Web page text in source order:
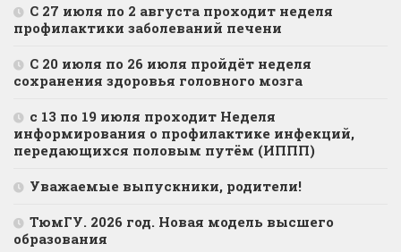
С 27 июля по 2 августа проходит неделя
профилактики заболеваний печени
С 20 июля по 26 июля пройдёт неделя
сохранения здоровья головного мозга
с 13 по 19 июля проходит Неделя
информирования о профилактике инфекций,
передающихся половым путём (ИППП)
Уважаемые выпускники, родители!
ТюмГУ. 2026 год. Новая модель высшего
образования